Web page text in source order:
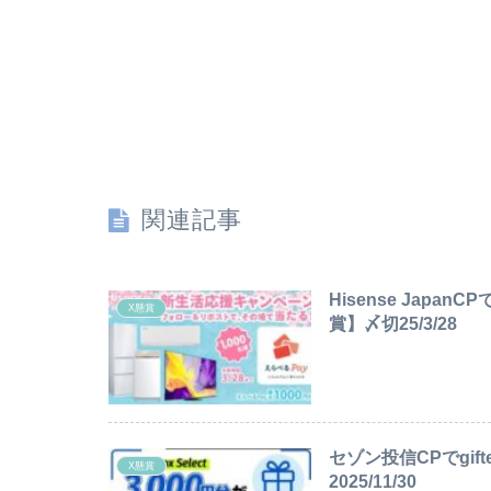
関連記事
X懸賞
Hisense JapanCP
賞】〆切25/3/28
X懸賞
セゾン投信CPで
2025/11/30